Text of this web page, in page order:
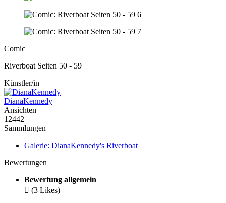
Comic
Riverboat Seiten 50 - 59
Künstler/in
DianaKennedy
Ansichten
12442
Sammlungen
Galerie: DianaKennedy's Riverboat
Bewertungen
Bewertung allgemein
 (3 Likes)